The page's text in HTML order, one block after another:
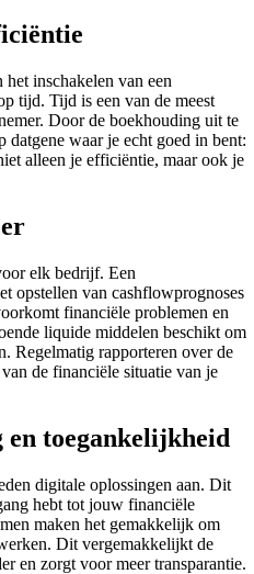
inschakelen van een
tijd. Tijd is een van de meest
Door de boekhouding uit te
datgene waar je echt goed in bent:
alleen je efficiëntie, maar ook je
elk bedrijf. Een
opstellen van cashflowprognoses
financiële problemen en
liquide middelen beschikt om
Regelmatig rapporteren over de
de financiële situatie van je
toegankelijkheid
digitale oplossingen aan. Dit
hebt tot jouw financiële
maken het gemakkelijk om
Dit vergemakkelijkt de
en zorgt voor meer transparantie.